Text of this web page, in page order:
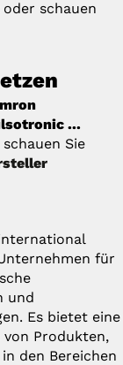
oder schauen
...
Sie
für
und
Es bietet eine
Produkten,
den Bereichen